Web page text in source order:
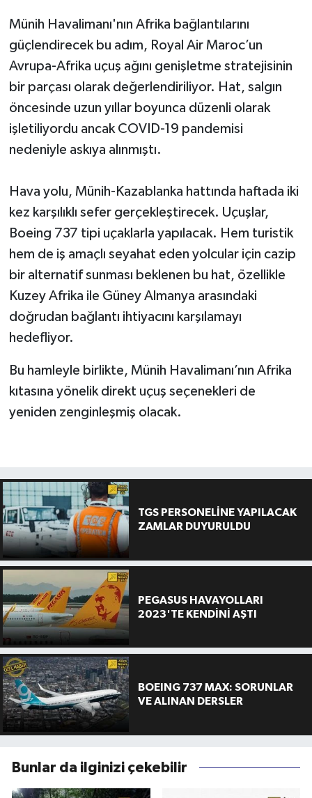
Münih Havalimanı'nın Afrika bağlantılarını
güçlendirecek bu adım, Royal Air Maroc’un
Avrupa-Afrika uçuş ağını genişletme stratejisinin
bir parçası olarak değerlendiriliyor. Hat, salgın
öncesinde uzun yıllar boyunca düzenli olarak
işletiliyordu ancak COVID-19 pandemisi
nedeniyle askıya alınmıştı.
Hava yolu, Münih-Kazablanka hattında haftada iki
kez karşılıklı sefer gerçekleştirecek. Uçuşlar,
Boeing 737 tipi uçaklarla yapılacak. Hem turistik
hem de iş amaçlı seyahat eden yolcular için cazip
bir alternatif sunması beklenen bu hat, özellikle
Kuzey Afrika ile Güney Almanya arasındaki
doğrudan bağlantı ihtiyacını karşılamayı
hedefliyor.
Bu hamleyle birlikte, Münih Havalimanı’nın Afrika
kıtasına yönelik direkt uçuş seçenekleri de
yeniden zenginleşmiş olacak.
TGS PERSONELİNE YAPILACAK
ZAMLAR DUYURULDU
PEGASUS HAVAYOLLARI
2023'TE KENDİNİ AŞTI
BOEING 737 MAX: SORUNLAR
VE ALINAN DERSLER
Bunlar da ilginizi çekebilir